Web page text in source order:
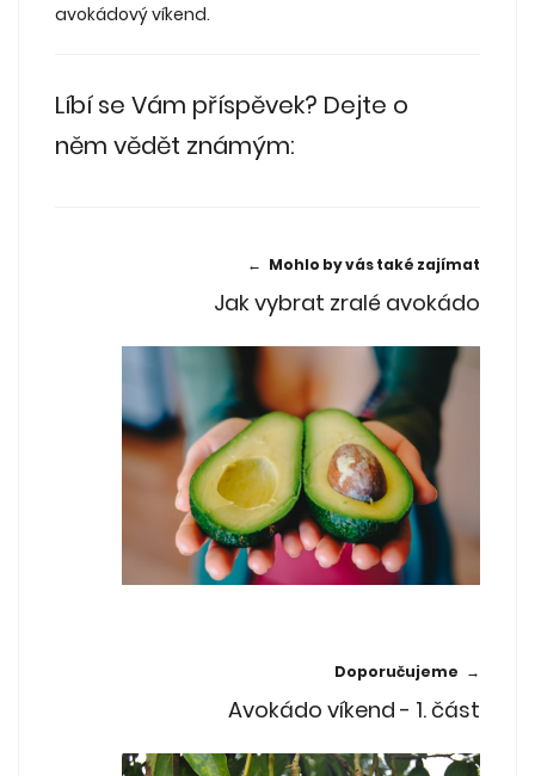
avokádový víkend.
Líbí se Vám příspěvek? Dejte o
něm vědět známým:
← Mohlo by vás také zajímat
Jak vybrat zralé avokádo
Doporučujeme →
Avokádo víkend - 1. část